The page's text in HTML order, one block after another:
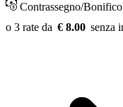
Contrassegno/Bonifico
€ 8.00